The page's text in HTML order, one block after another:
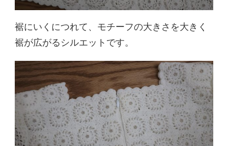
裾にいくにつれて、モチーフの大きさを大きく
裾が広がるシルエットです。